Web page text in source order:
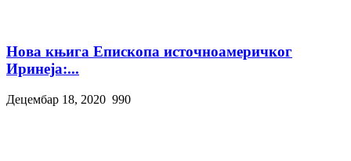
Нова књига Епископа источноамеричког
Иринеја:...
Децембар 18, 2020 990